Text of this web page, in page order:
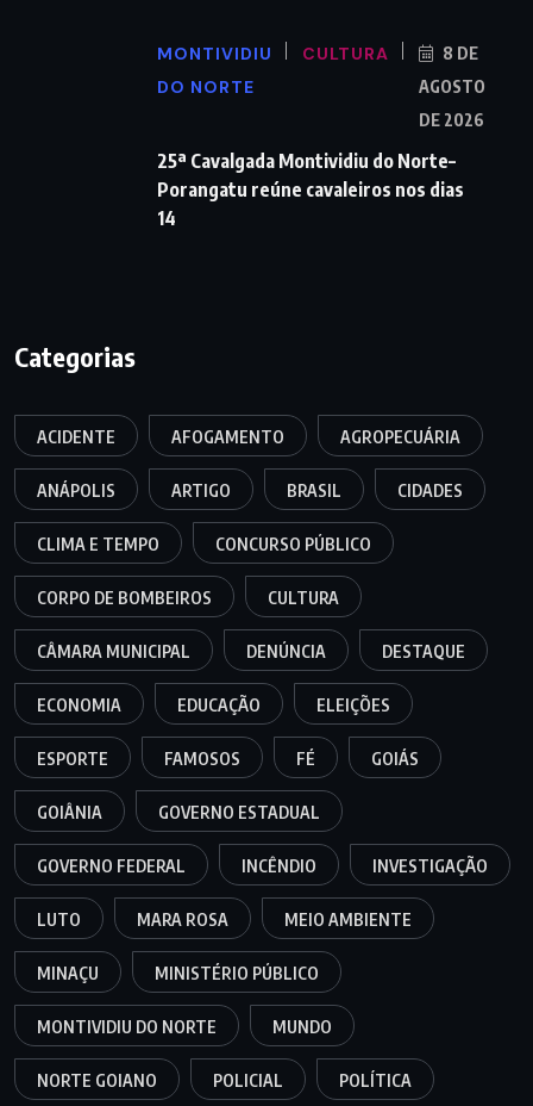
MONTIVIDIU
DO NORTE
CULTURA
8 DE
AGOSTO
DE 2026
25ª Cavalgada Montividiu do Norte–
Porangatu reúne cavaleiros nos dias
14
Categorias
ACIDENTE AFOGAMENTO AGROPECUÁRIA
ANÁPOLIS ARTIGO BRASIL CIDADES
CLIMA E TEMPO CONCURSO PÚBLICO
CORPO DE BOMBEIROS CULTURA
CÂMARA MUNICIPAL DENÚNCIA DESTAQUE
ECONOMIA EDUCAÇÃO ELEIÇÕES
ESPORTE FAMOSOS FÉ GOIÁS
GOIÂNIA GOVERNO ESTADUAL
GOVERNO FEDERAL INCÊNDIO INVESTIGAÇÃO
LUTO MARA ROSA MEIO AMBIENTE
MINAÇU MINISTÉRIO PÚBLICO
MONTIVIDIU DO NORTE MUNDO
NORTE GOIANO POLICIAL POLÍTICA